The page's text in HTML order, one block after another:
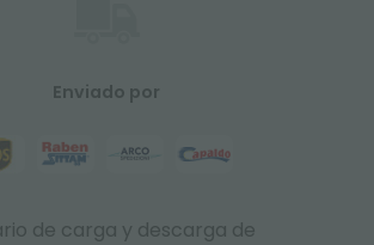
Enviado por
de carga y descarga de